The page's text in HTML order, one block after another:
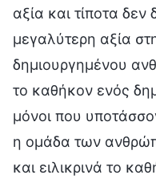
αξία και τίποτα δεν
μεγαλύτερη αξία
δημιουργημένου
το καθήκον ενός
μόνοι που
η ομάδα των
και ειλικρινά το